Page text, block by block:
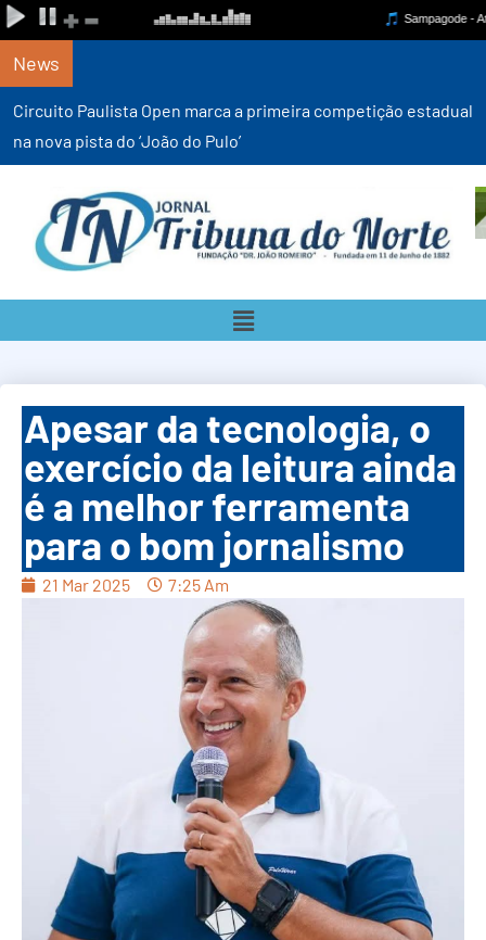
News
Circuito Paulista Open marca a primeira competição estadual
na nova pista do ‘João do Pulo’
Apesar da tecnologia, o
exercício da leitura ainda
é a melhor ferramenta
para o bom jornalismo
21 Mar 2025 7:25 Am